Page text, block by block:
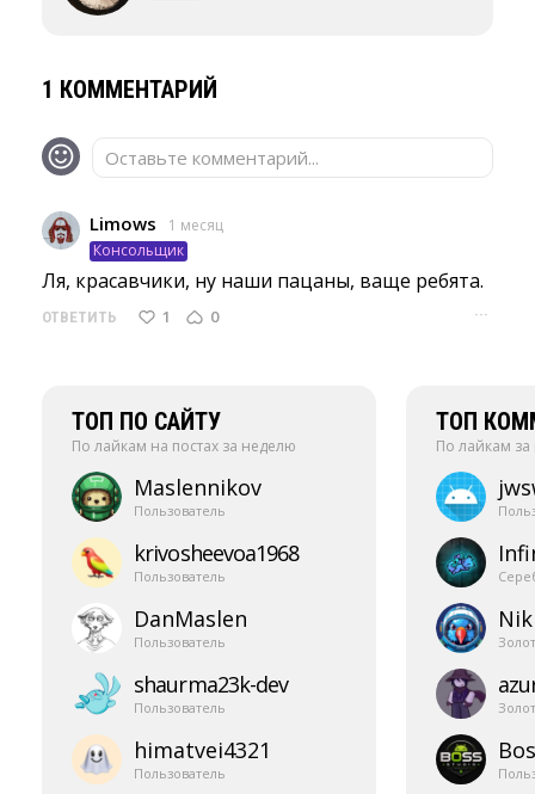
1 КОММЕНТАРИЙ
Оставьте комментарий...
Limows
1 месяц
Консольщик
Ля, красавчики, ну наши пацаны, ваще ребята.
ОТВЕТИТЬ 1 0 ···
ТОП ПО САЙТУ
По лайкам на постах за неделю
Maslennikov
Пользователь
krivosheevoa1968
Пользователь
DanMaslen
Пользователь
shaurma23k-​dev
Пользователь
himatvei4321
Пользователь
ТОП
По лайкам